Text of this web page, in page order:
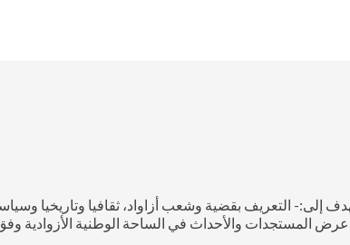
التعريف بقضية وشعب أزاواد، ثقافيا وتاريخيا
المستجدات والأحداث في الساحة الوطنية الأزوادية